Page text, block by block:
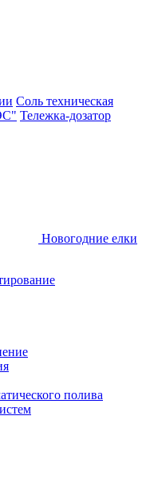
Соль техническая
Тележка-дозатор
Новогодние елки
полива